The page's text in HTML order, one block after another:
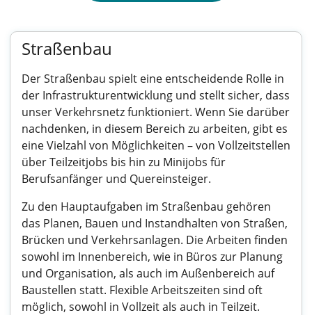
Straßenbau
Der Straßenbau spielt eine entscheidende Rolle in
der Infrastrukturentwicklung und stellt sicher, dass
unser Verkehrsnetz funktioniert. Wenn Sie darüber
nachdenken, in diesem Bereich zu arbeiten, gibt es
eine Vielzahl von Möglichkeiten – von Vollzeitstellen
über Teilzeitjobs bis hin zu Minijobs für
Berufsanfänger und Quereinsteiger.
Zu den Hauptaufgaben im Straßenbau gehören
das Planen, Bauen und Instandhalten von Straßen,
Brücken und Verkehrsanlagen. Die Arbeiten finden
sowohl im Innenbereich, wie in Büros zur Planung
und Organisation, als auch im Außenbereich auf
Baustellen statt. Flexible Arbeitszeiten sind oft
möglich, sowohl in Vollzeit als auch in Teilzeit.